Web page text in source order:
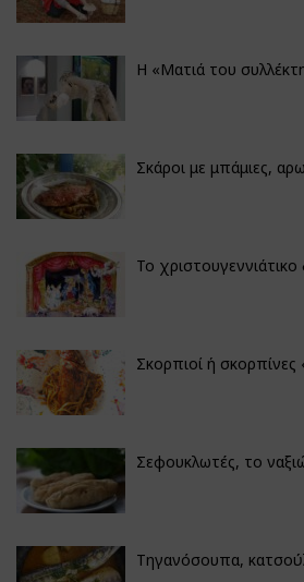
H «Ματιά του
Σκάροι με μπάμιες,
Το
Σκορπιοί ή σκορπίνες
Σεφουκλωτές, το
Τηγανόσουπα,